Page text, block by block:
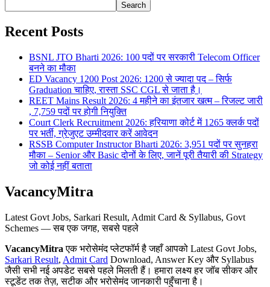
Search
Recent Posts
BSNL JTO Bharti 2026: 100 पदों पर सरकारी Telecom Officer
बनने का मौका
ED Vacancy 1200 Post 2026: 1200 से ज्यादा पद – सिर्फ
Graduation चाहिए, रास्ता SSC CGL से जाता है।
REET Mains Result 2026: 4 महीने का इंतजार खत्म – रिजल्ट जारी
, 7,759 पदों पर होगी नियुक्ति
Court Clerk Recruitment 2026: हरियाणा कोर्ट में 1265 क्लर्क पदों
पर भर्ती, ग्रेजुएट उम्मीदवार करें आवेदन
RSSB Computer Instructor Bharti 2026: 3,951 पदों पर सुनहरा
मौका – Senior और Basic दोनों के लिए, जानें पूरी तैयारी की Strategy
जो कोई नहीं बताता
VacancyMitra
Latest Govt Jobs, Sarkari Result, Admit Card & Syllabus, Govt
Schemes — सब एक जगह, सबसे पहले
VacancyMitra एक भरोसेमंद प्लेटफॉर्म है जहाँ आपको Latest Govt Jobs,
Sarkari Result, Admit Card Download, Answer Key और Syllabus
जैसी सभी नई अपडेट सबसे पहले मिलती हैं। हमारा लक्ष्य हर जॉब सीकर और
स्टूडेंट तक तेज़, सटीक और भरोसेमंद जानकारी पहुँचाना है।